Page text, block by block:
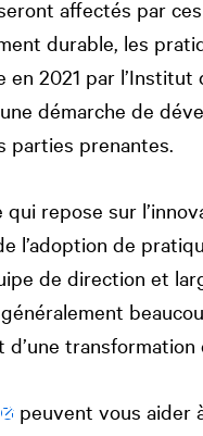
affectés par
durable, les
2021 par
démarche de
parties prenantes.
repose sur
l’adoption de
de direction et
d’une
peuvent vous aider